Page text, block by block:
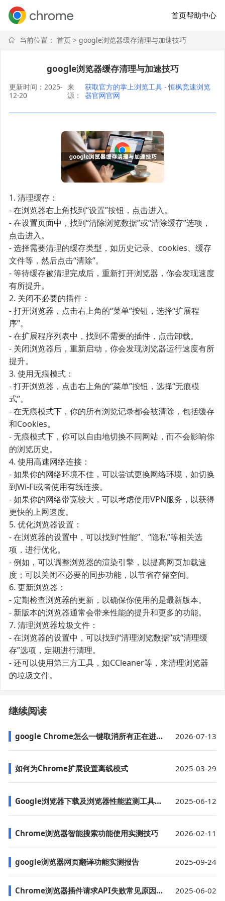
首页帮助中心
当前位置： 首页> google浏览器缓存清理与加速技巧
google浏览器缓存清理与加速技巧
更新时间：2025-
12-20
来
源：
获取官方的掌上浏览工具 - 恒枫竞速浏览
器官网官网
1. 清理缓存：
- 在浏览器右上角找到“设置”按钮，点击进入。
- 在设置页面中，找到“清除浏览数据”或“清除缓存”选项，
点击进入。
- 选择需要清理的缓存类型，如历史记录、cookies、缓存
文件等，然后点击“清除”。
- 等待缓存被清理完成后，重新打开浏览器，你会发现速度
有所提升。
2. 关闭不必要的插件：
- 打开浏览器，点击右上角的“菜单”按钮，选择“扩展程
序”。
- 在扩展程序列表中，找到不需要的插件，点击卸载。
- 关闭浏览器后，重新启动，你会发现浏览器运行速度有所
提升。
3. 使用无痕模式：
- 打开浏览器，点击右上角的“菜单”按钮，选择“无痕模
式”。
- 在无痕模式下，你的所有浏览记录都会被清除，包括缓存
和Cookies。
- 无痕模式下，你可以自由地切换不同网站，而不会影响你
的浏览历史。
4. 使用高速网络连接：
- 如果你的网络环境不佳，可以尝试更换网络环境，如切换
到Wi-Fi或者使用有线连接。
- 如果你的网络带宽较大，可以考虑使用VPN服务，以获得
更快的上网速度。
5. 优化浏览器设置：
- 在浏览器的设置中，可以找到“性能”、“隐私”等相关选
项，进行优化。
- 例如，可以调整浏览器的渲染引擎，以提高网页加载速
度；可以关闭不必要的同步功能，以节省存储空间。
6. 更新浏览器：
- 定期检查浏览器的更新，以确保你使用的是最新版本。
- 新版本的浏览器通常会带来性能的提升和更多的功能。
7. 清理浏览器垃圾文件：
- 在浏览器的设置中，可以找到“清理浏览数据”或“清理缓
存”选项，定期进行清理。
- 还可以使用第三方工具，如CCleaner等，来清理浏览器
的垃圾文件。
继续阅读
google Chrome怎么一键取消所有正在进行的下载任务 2026-07-13
如何为Chrome扩展设置离线模式 2025-03-29
Google浏览器下载及浏览器性能监测工具推荐 2025-06-12
Chrome浏览器智能搜索功能使用实测技巧 2026-02-11
google浏览器网页翻译功能实测报告 2025-09-24
Chrome浏览器插件请求API失败常见原因有哪些 2025-06-02